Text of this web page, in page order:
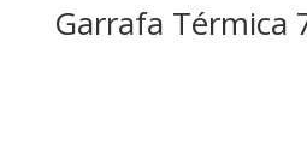
Garrafa Térmica